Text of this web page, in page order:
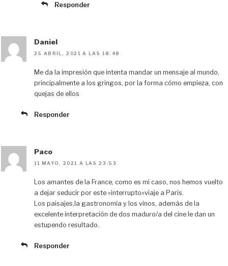
Responder
Daniel
25 ABRIL, 2021 A LAS 18:48
Me da la impresión que intenta mandar un mensaje al mundo,
principalmente a los gringos, por la forma cómo empieza, con
quejas de ellos
Responder
Paco
11 MAYO, 2021 A LAS 23:53
Los amantes de la France, como es mi caso, nos hemos vuelto
a dejar seducir por este «interrupto»viaje a París.
Los paisajes,la gastronomía y los vinos, además de la
excelente interpretación de dos maduro/a del cine le dan un
estupendo resultado.
Responder